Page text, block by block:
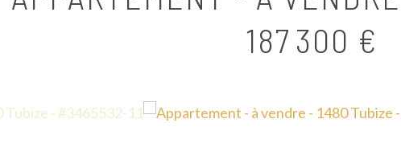
187 300 €